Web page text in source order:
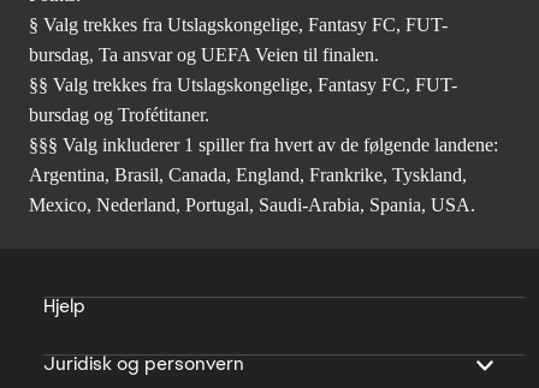
§ Valg trekkes fra Utslagskongelige, Fantasy FC, FUT-
bursdag, Ta ansvar og UEFA Veien til finalen.
§§ Valg trekkes fra Utslagskongelige, Fantasy FC, FUT-
bursdag og Trofétitaner.
§§§ Valg inkluderer 1 spiller fra hvert av de følgende landene:
Argentina, Brasil, Canada, England, Frankrike, Tyskland,
Mexico, Nederland, Portugal, Saudi-Arabia, Spania, USA.
Hjelp
Juridisk og personvern